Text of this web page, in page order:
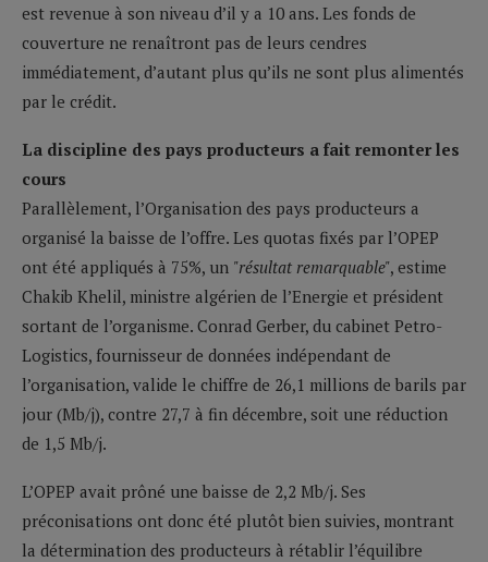
est revenue à son niveau d’il y a 10 ans. Les fonds de
couverture ne renaîtront pas de leurs cendres
immédiatement, d’autant plus qu’ils ne sont plus alimentés
par le crédit.
La discipline des pays producteurs a fait remonter les
cours
Parallèlement, l’Organisation des pays producteurs a
organisé la baisse de l’offre. Les quotas fixés par l’OPEP
ont été appliqués à 75%, un "résultat remarquable", estime
Chakib Khelil, ministre algérien de l’Energie et président
sortant de l’organisme. Conrad Gerber, du cabinet Petro-
Logistics, fournisseur de données indépendant de
l’organisation, valide le chiffre de 26,1 millions de barils par
jour (Mb/j), contre 27,7 à fin décembre, soit une réduction
de 1,5 Mb/j.
L’OPEP avait prôné une baisse de 2,2 Mb/j. Ses
préconisations ont donc été plutôt bien suivies, montrant
la détermination des producteurs à rétablir l’équilibre